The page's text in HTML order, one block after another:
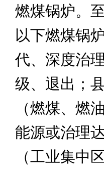
燃煤锅炉。
以下燃煤锅
代、深度治
级、退出；
（燃煤、燃
能源或治理
（工业集中